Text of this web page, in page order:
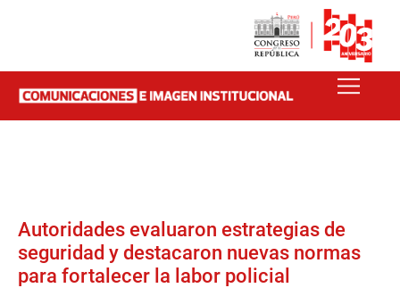
Autoridades evaluaron estrategias de
seguridad y destacaron nuevas normas
para fortalecer la labor policial